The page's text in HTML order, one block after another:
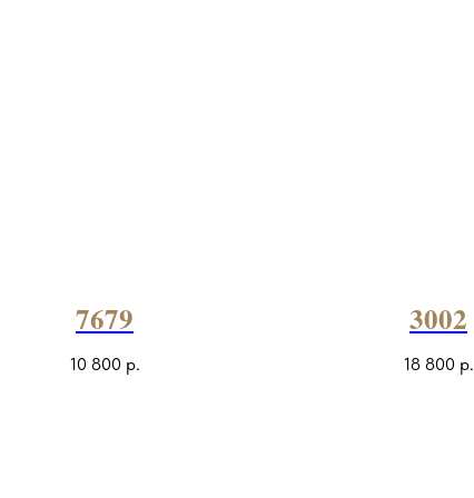
7679
10 800 р.
3002
18 800 р.